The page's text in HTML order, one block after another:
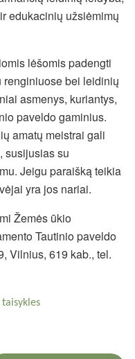
edukacinių užsiėmimų
lėšomis padengti
bei leidinių
asmenys, kuriantys,
paveldo gaminius.
amatų meistrai gali
susijusias su
Jeigu paraišką teikia
yra jos nariai.
Žemės ūkio
Tautinio paveldo
Vilnius, 619 kab., tel.